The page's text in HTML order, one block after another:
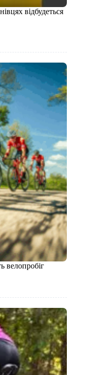
відбудеться
велопробіг